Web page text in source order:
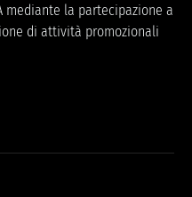
mediante la partecipazione a
di attività promozionali